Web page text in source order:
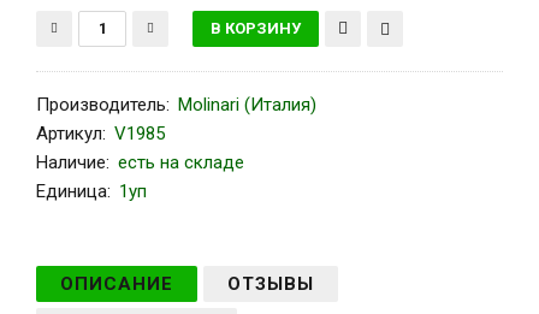
Производитель: Molinari (Италия)
Артикул: V1985
Наличие: есть на складе
Единица: 1уп
ОПИСАНИЕ
ОТЗЫВЫ